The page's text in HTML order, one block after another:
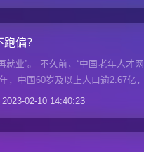
偏？
就业”。 不久前，“中国老年人
，中国60岁及以上人口逾2.67
2023-02-10 14:40:23